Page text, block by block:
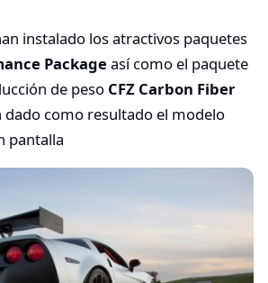
instalado los atractivos paquetes
Packageasí como el paquete
de peso CFZ Carbon Fiber
dado como resultado el modelo
pantalla